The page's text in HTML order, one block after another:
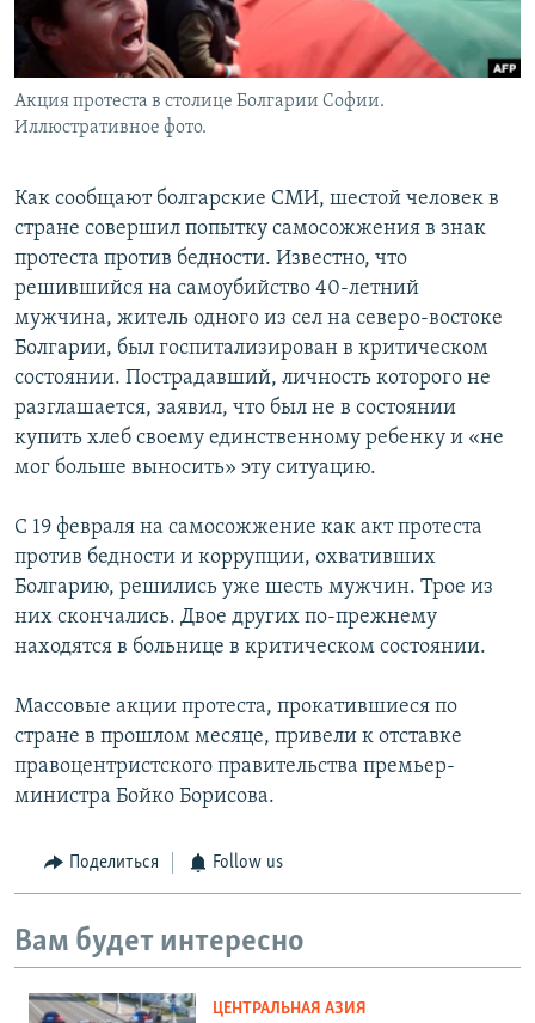
Акция протеста в столице Болгарии Софии.
Иллюстративное фото.
Как сообщают болгарские СМИ, шестой человек в
стране совершил попытку самосожжения в знак
протеста против бедности. Известно, что
решившийся на самоубийство 40-летний
мужчина, житель одного из сел на северо-востоке
Болгарии, был госпитализирован в критическом
состоянии. Пострадавший, личность которого не
разглашается, заявил, что был не в состоянии
купить хлеб своему единственному ребенку и «не
мог больше выносить» эту ситуацию.
С 19 февраля на самосожжение как акт протеста
против бедности и коррупции, охвативших
Болгарию, решились уже шесть мужчин. Трое из
них скончались. Двое других по-прежнему
находятся в больнице в критическом состоянии.
Массовые акции протеста, прокатившиеся по
стране в прошлом месяце, привели к отставке
правоцентристского правительства премьер-
министра Бойко Борисова.
Поделиться Follow us
Вам будет интересно
ЦЕНТРАЛЬНАЯ АЗИЯ